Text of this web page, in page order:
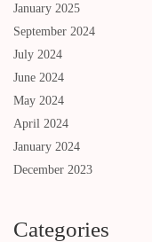
January 2025
September 2024
July 2024
June 2024
May 2024
April 2024
January 2024
December 2023
Categories